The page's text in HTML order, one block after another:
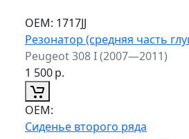
ОЕМ: 1717JJ
Резонатор (средняя часть
Peugeot 308 I (2007—2011)
1 500р.
ОЕМ:
Сиденье второго ряда